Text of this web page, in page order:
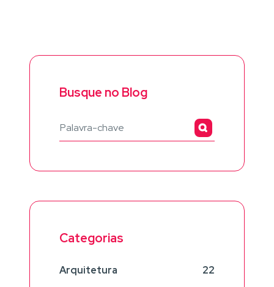
Busque no Blog
Categorias
Arquitetura
22